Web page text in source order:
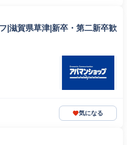
|滋賀県草津|新卒・第二新卒歓
気になる